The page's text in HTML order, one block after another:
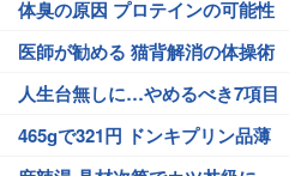
体臭の原因 プロテインの可能性
医師が勧める 猫背解消の体操術
人生台無しに…やめるべき7項目
465gで321円 ドンキプリン品薄